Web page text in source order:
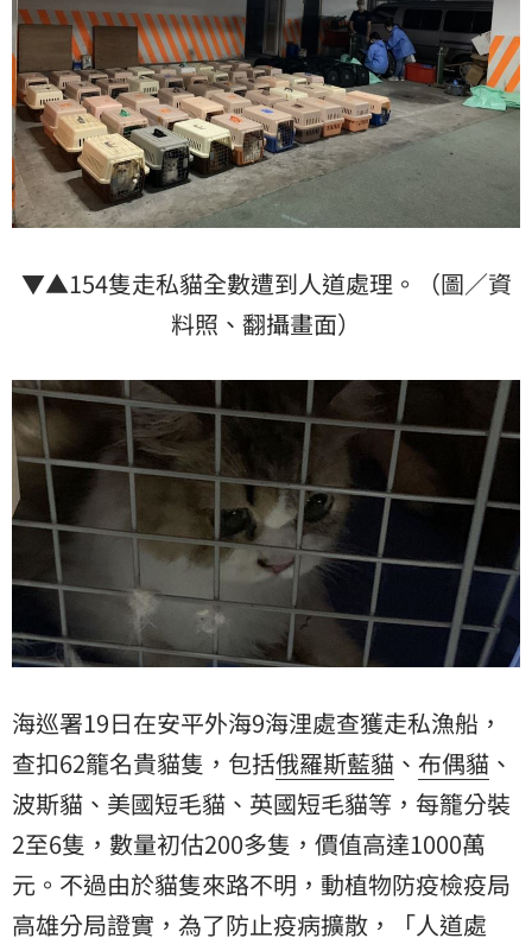
▼▲154隻走私貓全數遭到人道處理。（圖／資
料照、翻攝畫面）
海巡署19日在安平外海9海浬處查獲走私漁船，
查扣62籠名貴貓隻，包括俄羅斯藍貓 、 布偶貓 、
波斯貓、美國短毛貓、英國短毛貓等，每籠分裝
2至6隻，數量初估200多隻，價值高達1000萬
元。不過由於貓隻來路不明，動植物防疫檢疫局
高雄分局證實，為了防止疫病擴散，「人道處